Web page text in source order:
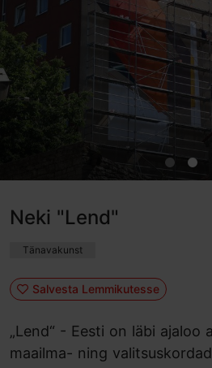
Neki "Lend"
Tänavakunst
Salvesta Lemmikutesse
„Lend“ - Eesti on läbi ajaloo
maailma- ning